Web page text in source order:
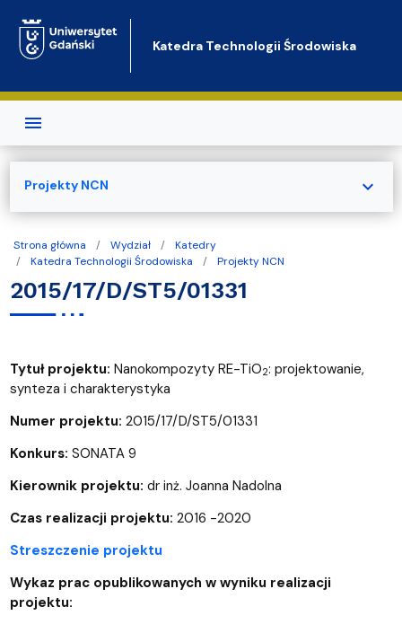
Katedra Technologii Środowiska
Strona główna Wydział
Katedry
Katedra Technologii Środowiska
Projekty NCN
2015/17/D/ST5/01331
Tytuł projektu: Nanokompozyty RE-TiO2: projektowanie,
synteza i charakterystyka
Numer projektu: 2015/17/D/ST5/01331
Konkurs: SONATA 9
Kierownik projektu: dr inż. Joanna Nadolna
Czas realizacji projektu: 2016 -2020
Streszczenie projektu
Wykaz prac opublikowanych w wyniku realizacji
projektu:
Projekty NCN expand_more